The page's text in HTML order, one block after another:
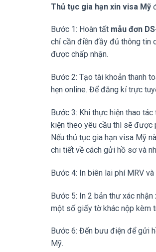
Thủ tục gia hạn xin visa Mỹ
Bước 1: Hoàn tất mẫu đơn
chỉ cần điền đầy đủ thông tin
được chấp nhận.
Bước 2: Tạo tài khoản thanh
hẹn online. Để đăng kí trực
Bước 3: Khi thực hiện thao
kiện theo yêu cầu thì sẽ được
Nếu thủ tục gia hạn visa Mỹ
chi tiết về cách gửi hồ sơ và
Bước 4: In biên lai phí MRV
Bước 5: In 2 bản thư xác
một số giấy tờ khác nộp kèm
Bước 6: Đến bưu điện để gửi
Mỹ.